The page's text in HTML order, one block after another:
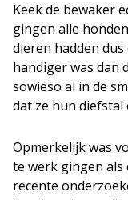
Keek de bewaker
gingen alle
dieren hadden
handiger was dan
sowieso al in de
dat ze hun
Opmerkelijk was
te werk gingen als
recente